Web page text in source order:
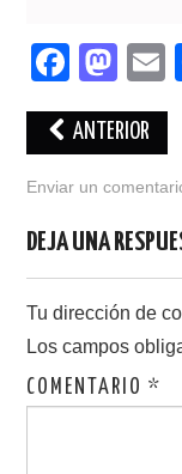
F
a
c
e
o
o
k
M
a
st
o
o
n
m
ANTERIOR
Enviar un
DEJA UNA
Tu dirección de
Los campos
COMENTARIO*